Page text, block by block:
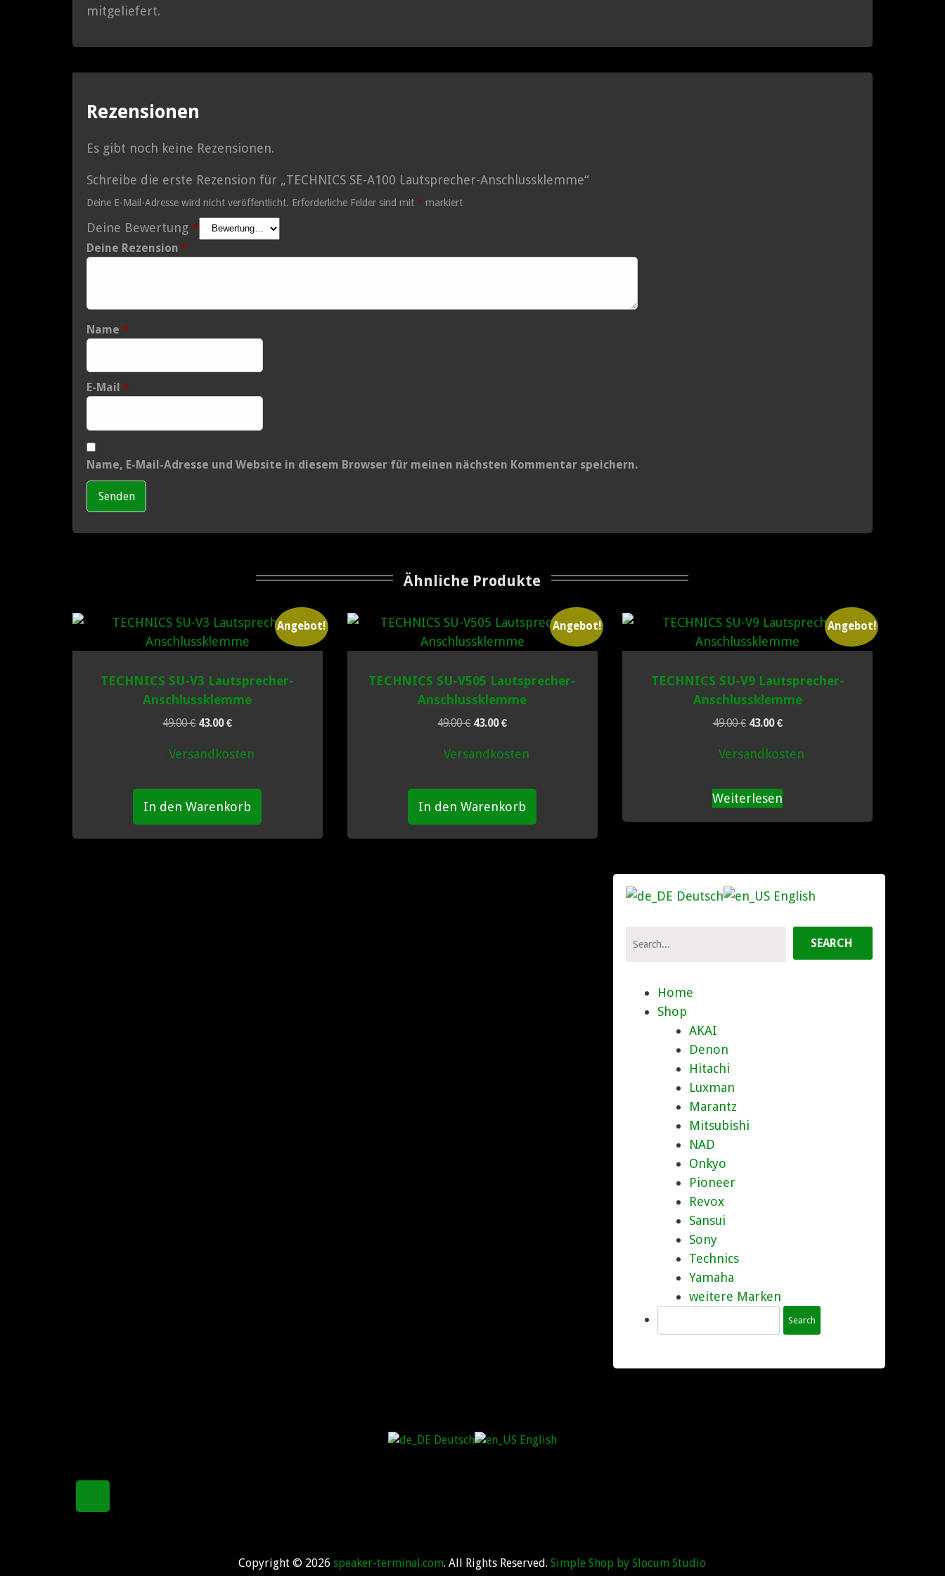
mitgeliefert.
Rezensionen
Es gibt noch keine Rezensionen.
Schreibe die erste Rezension für „TECHNICS SE-A100 Lautsprecher-Anschlussklemme“
Deine E-Mail-Adresse wird nicht veröffentlicht. Erforderliche Felder sind mit * markiert
Deine Bewertung *
Deine Rezension *
Name *
E-Mail *
Name, E-Mail-Adresse und Website in diesem Browser für meinen nächsten Kommentar speichern.
Ähnliche Produkte
Angebot!
TECHNICS SU-V3 Lautsprecher-
Anschlussklemme
49.00€ Ursprünglicher
war:
43.00€Aktueller
ist:
Versandkosten
In den Warenkorb
Angebot!
TECHNICS SU-V505 Lautsprecher-
Anschlussklemme
49.00€ Ursprünglicher
war:
43.00€Aktueller
ist:
Versandkosten
In den Warenkorb
Angebot!
TECHNICS SU-V9 Lautsprecher-
Anschlussklemme
49.00€ Ursprünglicher
war:
43.00€Aktueller
ist:
zzgl.Versandkosten
Weiterlesen
Deutsch English
Home
Shop
AKAI
Denon
Hitachi
Luxman
Marantz
Mitsubishi
NAD
Onkyo
Pioneer
Revox
Sansui
Sony
Technics
Yamaha
weitere Marken
Deutsch English
Copyright © 2026speaker-terminal.com. All Rights Reserved.Simple Shop by Slocum Studio